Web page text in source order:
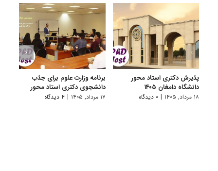
پذیرش دکتری استاد محور
دانشگاه دامغان ۱۴۰۵
۱۸ مرداد, ۱۴۰۵ | ۰ دیدگاه
برنامه وزارت علوم برای جذب
دانشجوی دکتری استاد محور
۱۷ مرداد, ۱۴۰۵ | ۴ دیدگاه